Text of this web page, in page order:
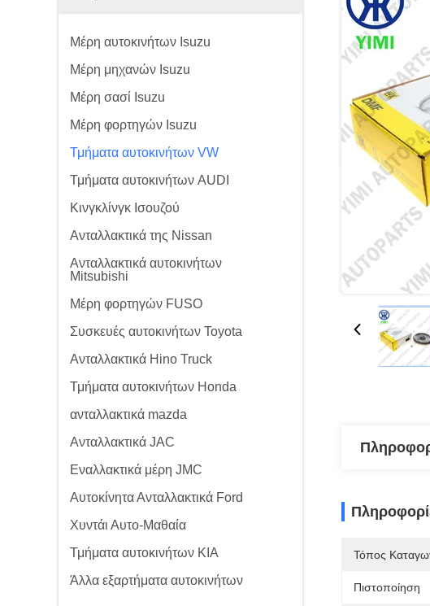
Μέρη αυτοκινήτων Isuzu
Μέρη μηχανών Isuzu
Μέρη σασί Isuzu
Μέρη φορτηγών Isuzu
Τμήματα αυτοκινήτων VW
Τμήματα αυτοκινήτων AUDI
Κινγκλίνγκ Ισουζού
Ανταλλακτικά της Nissan
Ανταλλακτικά αυτοκινήτων
Mitsubishi
Μέρη φορτηγών FUSO
Συσκευές αυτοκινήτων Toyota
Ανταλλακτικά Hino Truck
Τμήματα αυτοκινήτων Honda
ανταλλακτικά mazda
Ανταλλακτικά JAC
Εναλλακτικά μέρη JMC
Αυτοκίνητα Ανταλλακτικά Ford
Χυντάι Αυτο-Μαθαία
Τμήματα αυτοκινήτων KIA
Άλλα εξαρτήματα αυτοκινήτων
Τόπος
Πιστοποίηση